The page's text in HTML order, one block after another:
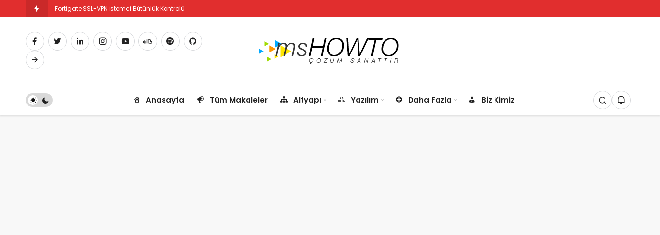
Fortigate SSL-VPN İstemci Bütünlük Kontrolü
Anasayfa Tüm Makaleler Altyapı Yazılım Daha Fazla Biz Kimiz